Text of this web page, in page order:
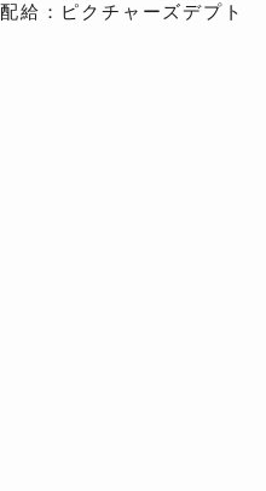
配給：ピクチャーズデプト